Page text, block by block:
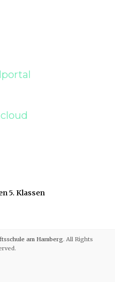
5. Klassen
am Hamberg. All Rights